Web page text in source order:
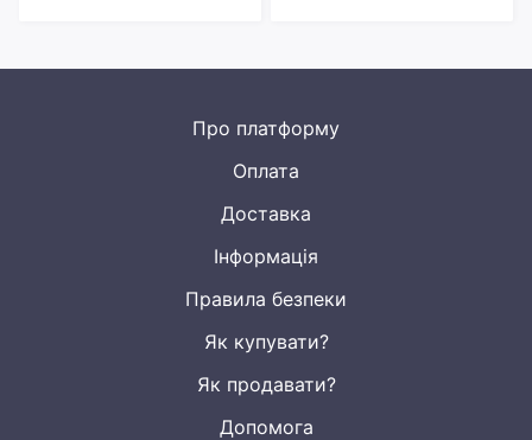
Про платформу
Оплата
Доставка
Інформація
Правила безпеки
Як купувати?
Як продавати?
Допомога